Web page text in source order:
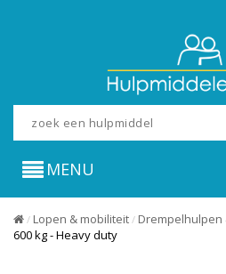
MENU
/ Lopen & mobiliteit /
600 kg - Heavy duty